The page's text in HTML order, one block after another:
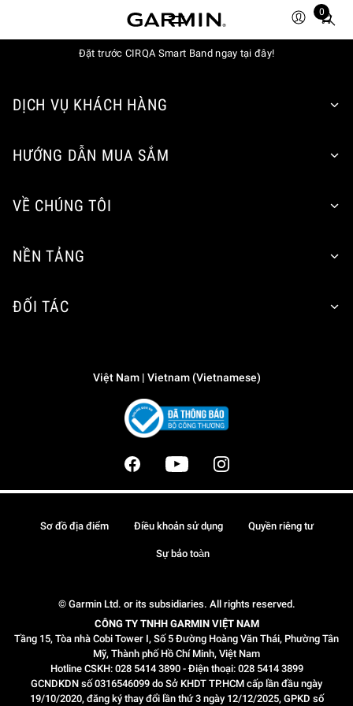
0
Total
Đặt trước CIRQA Smart Band ngay tại đây!
DỊCH VỤ KHÁCH HÀNG
HƯỚNG DẪN MUA SẮM
VỀ CHÚNG TÔI
NỀN TẢNG
ĐỐI TÁC
Việt Nam | Vietnam (Vietnamese)
© Garmin Ltd. or its subsidiaries. All rights reserved.
CÔNG TY TNHH GARMIN VIỆT NAM
Tầng 15, Tòa nhà Cobi Tower I, Số 5 Đường Hoàng Văn Thái, Phường Tân
Mỹ, Thành phố Hồ Chí Minh, Việt Nam
Hotline CSKH: 028 5414 3890 - Điện thoại: 028 5414 3899
GCNDKDN số 0316546099 do Sở KHDT TP.HCM cấp lần đầu ngày
19/10/2020, đăng ký thay đổi lần thứ 3 ngày 12/12/2025, GPKD số
Sơ đồ địa điểm Điều khoản sử dụng Quyền riêng tư
Sự bảo toàn